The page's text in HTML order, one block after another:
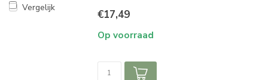
Vergelijk
€17,49
Op voorraad